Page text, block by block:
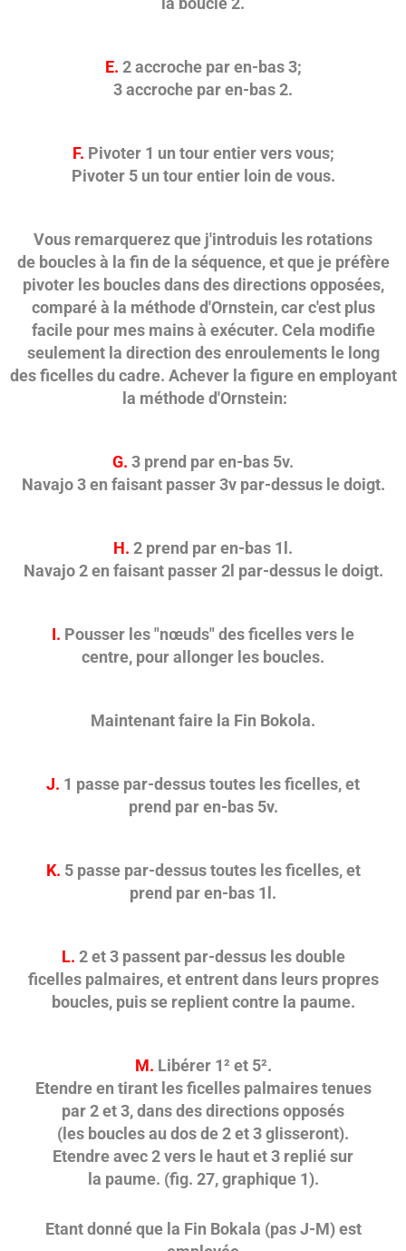
E. 2 accroche par en-bas 3;
3 accroche par en-bas 2.
F. Pivoter 1 un tour entier vers vous;
Pivoter 5 un tour entier loin de vous.
Vous remarquerez que j'introduis les rotations
de boucles à la fin de la séquence, et que je préfère
pivoter les boucles dans des directions opposées,
comparé à la méthode d'Ornstein, car c'est plus
facile pour mes mains à exécuter. Cela modifie
seulement la direction des enroulements le long
des ficelles du cadre. Achever la figure en employant
la méthode d'Ornstein:
G. 3 prend par en-bas 5v.
Navajo 3 en faisant passer 3v par-dessus le doigt.
H. 2 prend par en-bas 1l.
Navajo 2 en faisant passer 2l par-dessus le doigt.
I. Pousser les "nœuds" des ficelles vers le
centre, pour allonger les boucles.
Maintenant faire la Fin Bokola.
J. 1 passe par-dessus toutes les ficelles, et
prend par en-bas 5v.
K. 5 passe par-dessus toutes les ficelles, et
prend par en-bas 1l.
L. 2 et 3 passent par-dessus les double
ficelles palmaires, et entrent dans leurs propres
boucles, puis se replient contre la paume.
M. Libérer 1² et 5².
Etendre en tirant les ficelles palmaires tenues
par 2 et 3, dans des directions opposés
(les boucles au dos de 2 et 3 glisseront).
Etendre avec 2 vers le haut et 3 replié sur
la paume. (fig. 27, graphique 1).
Etant donné que la Fin Bokala (pas J-M) est